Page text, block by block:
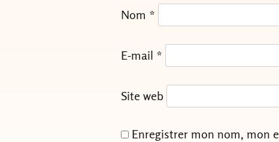
Nom *
E-mail *
Site web
Enregistrer mon nom, mon